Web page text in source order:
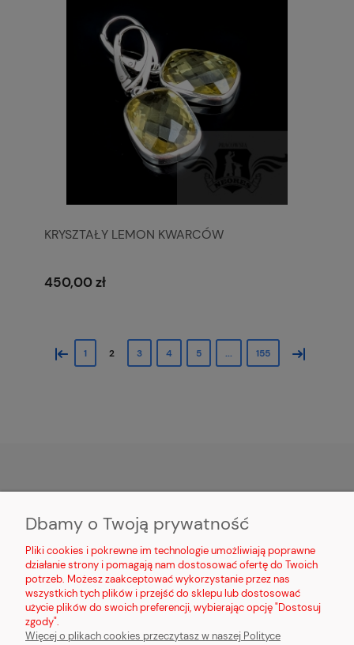
KRYSZTAŁY LEMON KWARCÓW
450,00 zł
« 1 2 3 4 5 ... 155 »
PŁATNOŚCI I DOSTAWA
INFORMACJE
O NAS
Dbamy o Twoją prywatność
Pliki cookies i pokrewne im technologie umożliwiają poprawne
działanie strony i pomagają nam dostosować ofertę do Twoich
potrzeb. Możesz zaakceptować wykorzystanie przez nas
wszystkich tych plików i przejść do sklepu lub dostosować
użycie plików do swoich preferencji, wybierając opcję "Dostosuj
zgody".
Więcej o plikach cookies przeczytasz w naszej Polityce